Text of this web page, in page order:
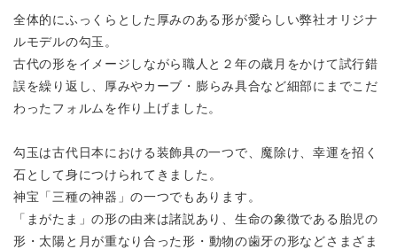
全体的にふっくらとした厚みのある形が愛らしい弊社オリジナ
ルモデルの勾玉。
古代の形をイメージしながら職人と２年の歳月をかけて試行錯
誤を繰り返し、
厚みやカーブ・膨らみ具合など細部にまでこだ
わったフォルムを作り上げました。
勾玉は古代日本における装飾具の一つで、魔除け、幸運を招く
石として身につけられてきました。
神宝「三種の神器」の一つでもあります。
「まがたま」の形の由来は諸説あり、生命の象徴である胎児の
形・ 太陽と月が重なり合った形・動物の歯牙の形などさまざま